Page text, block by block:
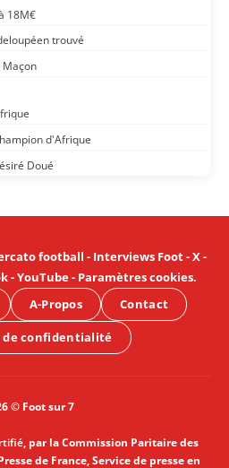
18M€
trouvé
Maçon
d'Afrique
Doué
football - Interviews Foot-X-
-YouTube- Paramètres cookies.
A-Propos Contact
de confidentialité
© Foot sur 7
, par la Commission Paritaire des
de France, Service de presse en